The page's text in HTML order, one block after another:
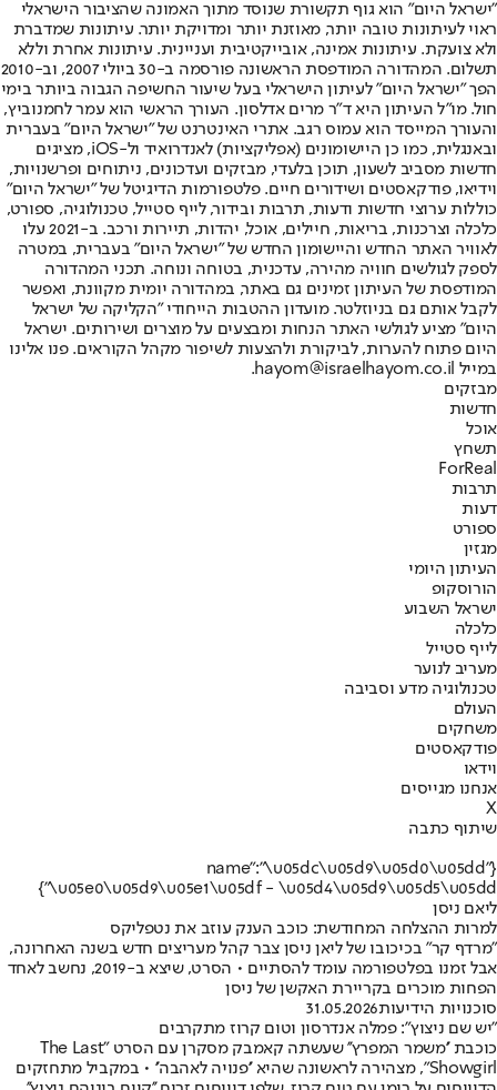
"ישראל היום" הוא גוף תקשורת שנוסד מתוך האמונה שהציבור הישראלי
ראוי לעיתונות טובה יותר, מאוזנת יותר ומדויקת יותר. עיתונות שמדברת
ולא צועקת. עיתונות אמינה, אובייקטיבית ועניינית. עיתונות אחרת וללא
תשלום. המהדורה המודפסת הראשונה פורסמה ב-30 ביולי 2007, וב-2010
הפך "ישראל היום" לעיתון הישראלי בעל שיעור החשיפה הגבוה ביותר בימי
חול. מו"ל העיתון היא ד"ר מרים אדלסון. העורך הראשי הוא עמר לחמנוביץ,
והעורך המייסד הוא עמוס רגב. אתרי האינטרנט של "ישראל היום" בעברית
ובאנגלית, כמו כן היישומונים (אפליקציות) לאנדרואיד ול-iOS, מציגים
חדשות מסביב לשעון, תוכן בלעדי, מבזקים ועדכונים, ניתוחים ופרשנויות,
וידיאו, פודקאסטים ושידורים חיים. פלטפורמות הדיגיטל של "ישראל היום"
כוללות ערוצי חדשות ודעות, תרבות ובידור, לייף סטייל, טכנולוגיה, ספורט,
כלכלה וצרכנות, בריאות, חיילים, אוכל, יהדות, תיירות ורכב. ב-2021 עלו
לאוויר האתר החדש והיישומון החדש של "ישראל היום" בעברית, במטרה
לספק לגולשים חוויה מהירה, עדכנית, בטוחה ונוחה. תכני המהדורה
המודפסת של העיתון זמינים גם באתר, במהדורה יומית מקוונת, ואפשר
לקבל אותם גם בניוזלטר. מועדון ההטבות הייחודי "הקליקה של ישראל
היום" מציע לגולשי האתר הנחות ומבצעים על מוצרים ושירותים. ישראל
היום פתוח להערות, לביקורת ולהצעות לשיפור מקהל הקוראים. פנו אלינו
במייל hayom@israelhayom.co.il.
מבזקים
חדשות
אוכל
תשחץ
ForReal
תרבות
דעות
ספורט
מגזין
העיתון היומי
הורוסקופ
ישראל השבוע
כלכלה
לייף סטייל
מעריב לנוער
טכנולוגיה מדע וסביבה
העולם
משחקים
פודקאסטים
וידאו
אנחנו מגייסים
X
שיתוף כתבה
{"name":"\u05dc\u05d9\u05d0\u05dd
\u05e0\u05d9\u05e1\u05df - \u05d4\u05d9\u05d5\u05dd"}
ליאם ניסן
למרות ההצלחה המחודשת: כוכב הענק עוזב את נטפליקס
"מרדף קר" בכיכובו של ליאן ניסן צבר קהל מעריצים חדש בשנה האחרונה,
אבל זמנו בפלטפורמה עומד להסתיים • הסרט, שיצא ב-2019, נחשב לאחד
הפחות מוכרים בקריירת האקשן של ניסן
סוכנויות הידיעות31.05.2026
"יש שם ניצוץ": פמלה אנדרסון וטום קרוז מתקרבים
כוכבת ''משמר המפרץ'' שעשתה קאמבק מסקרן עם הסרט "The Last
Showgirl", מצהירה לראשונה שהיא ''פנויה לאהבה'' • במקביל מתחזקים